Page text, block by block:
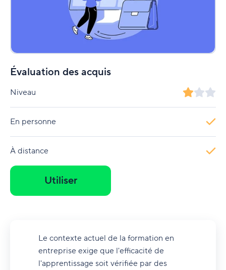
Évaluation des acquis
Niveau
En personne
À distance
Utiliser
Le contexte actuel de la formation en
entreprise exige que l'efficacité de
l'apprentissage soit vérifiée par des